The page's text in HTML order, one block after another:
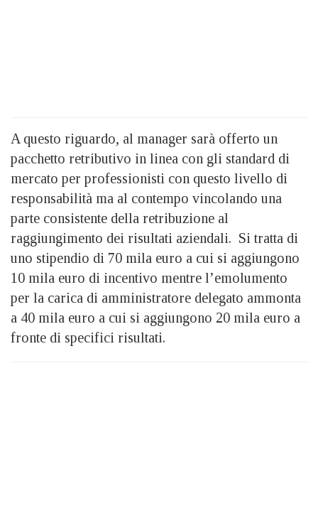
A questo riguardo, al manager sarà offerto un
pacchetto retributivo in linea con gli standard di
mercato per professionisti con questo livello di
responsabilità ma al contempo vincolando una
parte consistente della retribuzione al
raggiungimento dei risultati aziendali. Si tratta di
uno stipendio di 70 mila euro a cui si aggiungono
10 mila euro di incentivo mentre l’emolumento
per la carica di amministratore delegato ammonta
a 40 mila euro a cui si aggiungono 20 mila euro a
fronte di specifici risultati.